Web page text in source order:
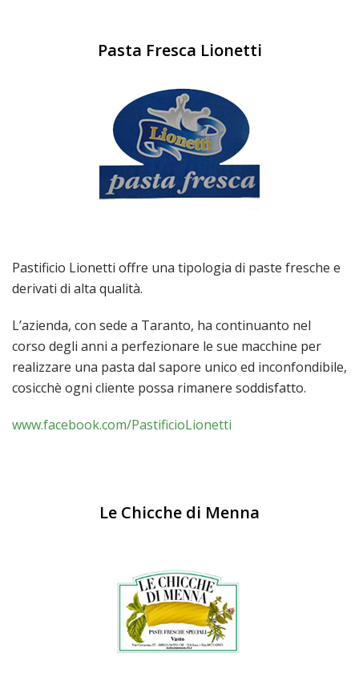
Pasta Fresca Lionetti
Pastificio Lionetti offre una tipologia di paste fresche e
derivati di alta qualità.
L’azienda, con sede a Taranto, ha continuanto nel
corso degli anni a perfezionare le sue macchine per
realizzare una pasta dal sapore unico ed inconfondibile,
cosicchè ogni cliente possa rimanere soddisfatto.
www.facebook.com/PastificioLionetti
Le Chicche di Menna